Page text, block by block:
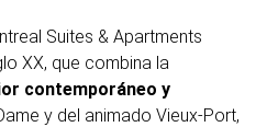
Suites & Apartments
XX, que combina la
contemporáneo y
y del animado Vieux-Port,